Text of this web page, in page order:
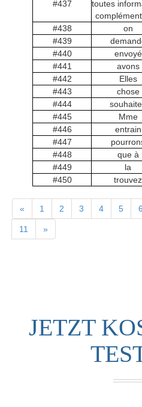
#437
toutes
#438
on
#439
#440
envoyé
#441
avons
#442
Elles
#443
chose
#444
#445
Mme
#446
entrain
#447
#448
que à
#449
la
#450
trouvez
« 1 2 3 4 5 6
11 »
JETZT